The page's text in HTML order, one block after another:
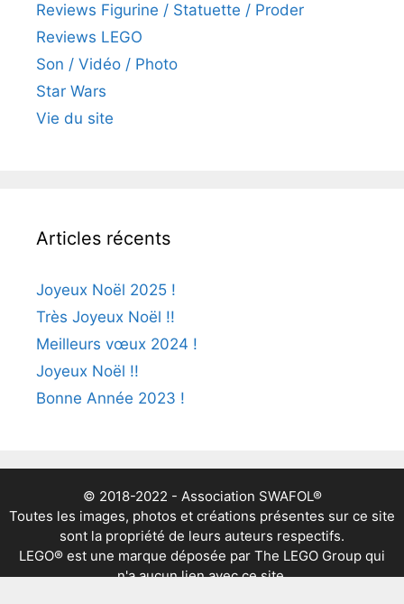
Reviews Figurine / Statuette / Proder
Reviews LEGO
Son / Vidéo / Photo
Star Wars
Vie du site
Articles récents
Joyeux Noël 2025 !
Très Joyeux Noël !!
Meilleurs vœux 2024 !
Joyeux Noël !!
Bonne Année 2023 !
© 2018-2022 - Association SWAFOL®
Toutes les images, photos et créations présentes sur ce site
sont la propriété de leurs auteurs respectifs.
LEGO® est une marque déposée par The LEGO Group qui
n'a aucun lien avec ce site.